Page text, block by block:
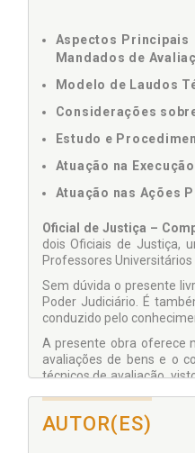
Aspectos Principais
Mandados de
Modelo de Laudos
Considerações
Estudo e
Atuação na
Atuação nas Ações
Oficial de Justiça –
dois Oficiais de Justiça,
Professores
Sem dúvida o presente
Poder Judiciário. É
conduzido pelo
A presente obra oferece
avaliações de bens e o
técnicos de avaliação,
AUTOR(ES)